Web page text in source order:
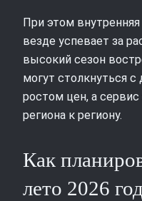
При этом
везде успевает за
высокий сезон
могут столкнуться
ростом цен, а сервис
региона к региону.
Как
лето 2026